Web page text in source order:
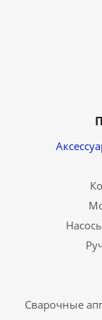
Сварочные